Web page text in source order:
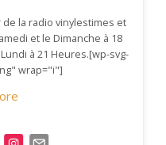
la radio vinylestimes et
et le Dimanche à 18
à 21 Heures.[wp-svg-
wrap="i"]